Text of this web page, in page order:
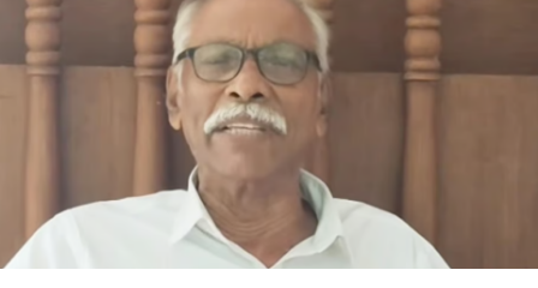
പ്രിയദർശിനി ബസിൽ മുഖം മൂടുന്ന പർദയിട്ട് ഒരു പുരുഷൻ
കയറിയാൽ എങ്ങനെ തിരിച്ചറിയും: എംഎൻ കാരശ്ശേരി
കോഴിക്കോട്: പ്രിയദർശിനി ബസിൽ മുഖം മൂടുന്ന പർദയിട്ട് ഒരു
പുരുഷൻ കയറിയാൽ എങ്ങനെ തിരിച്ചറിയുമെന്ന്...